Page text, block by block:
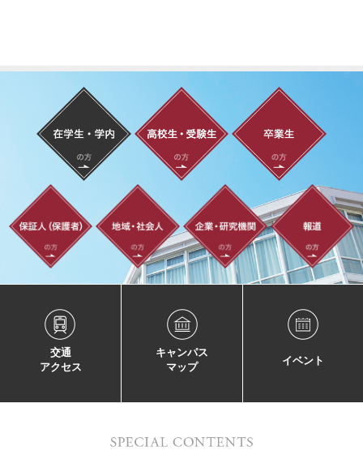
交通
アクセス
キャンパス
マップ
イベント